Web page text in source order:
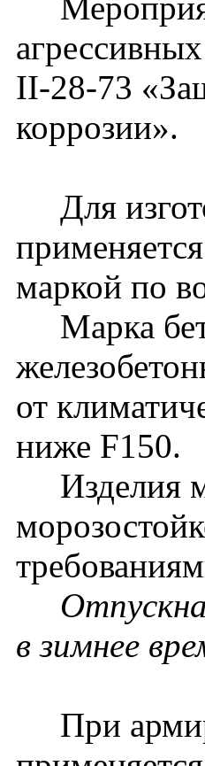
II-28-73
коррозии».
Для
применяется
маркой по
Марка
от
ниже F150.
Изделия
в зимнее
При